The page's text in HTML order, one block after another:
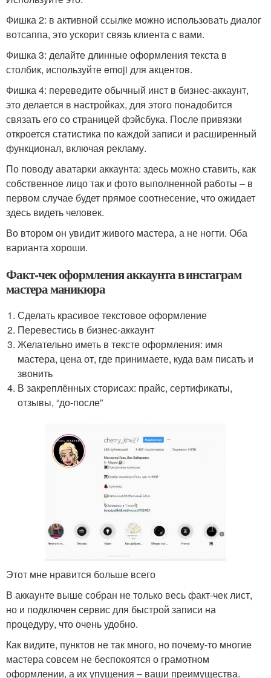
Фишка 2: в активной ссылке можно использовать диалог
вотсаппа, это ускорит связь клиента с вами.
Фишка 3: делайте длинные оформления текста в
столбик, используйте emoji для акцентов.
Фишка 4: переведите обычный инст в бизнес-аккаунт,
это делается в настройках, для этого понадобится
связать его со страницей фэйсбука. После привязки
откроется статистика по каждой записи и расширенный
функционал, включая рекламу.
По поводу аватарки аккаунта: здесь можно ставить, как
собственное лицо так и фото выполненной работы – в
первом случае будет прямое соотнесение, что ожидает
здесь видеть человек.
Во втором он увидит живого мастера, а не ногти. Оба
варианта хороши.
Факт-чек оформления аккаунта в инстаграм
мастера маникюра
Сделать красивое текстовое оформление
Перевестись в бизнес-аккаунт
Желательно иметь в тексте оформления: имя
мастера, цена от, где принимаете, куда вам писать и
звонить
В закреплённых сторисах: прайс, сертификаты,
отзывы, “до-после”
Этот мне нравится больше всего
В аккаунте выше собран не только весь факт-чек лист,
но и подключен сервис для быстрой записи на
процедуру, что очень удобно.
Как видите, пунктов не так много, но почему-то многие
мастера совсем не беспокоятся о грамотном
оформлении, а их упущения – ваши преимущества.